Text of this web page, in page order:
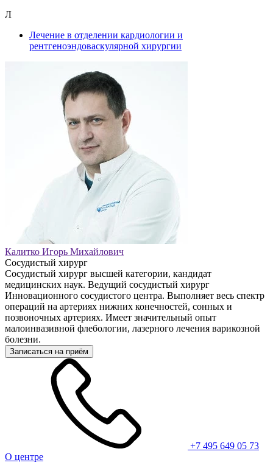
Л
Лечение в отделении кардиологии и
рентгеноэндоваскулярной хирургии
Калитко Игорь Михайлович
Сосудистый хирург
Сосудистый хирург высшей категории, кандидат
медицинских наук. Ведущий сосудистый хирург
Инновационного сосудистого центра. Выполняет весь спектр
операций на артериях нижних конечностей, сонных и
позвоночных артериях. Имеет значительный опыт
малоинвазивной флебологии, лазерного лечения варикозной
болезни.
Записаться на приём
+7 495 649 05 73
О центре